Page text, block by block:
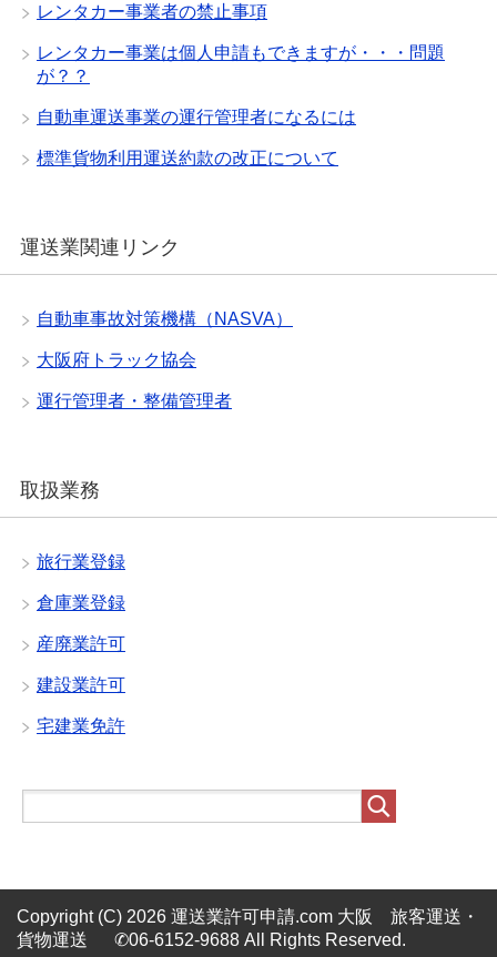
レンタカー事業者の禁止事項
レンタカー事業は個人申請もできますが・・・問題
が？？
自動車運送事業の運行管理者になるには
標準貨物利用運送約款の改正について
運送業関連リンク
自動車事故対策機構（NASVA）
大阪府トラック協会
運行管理者・整備管理者
取扱業務
旅行業登録
倉庫業登録
産廃業許可
建設業許可
宅建業免許
Copyright (C) 2026 運送業許可申請.com 大阪 旅客運送・
貨物運送 ✆06-6152-9688 All Rights Reserved.